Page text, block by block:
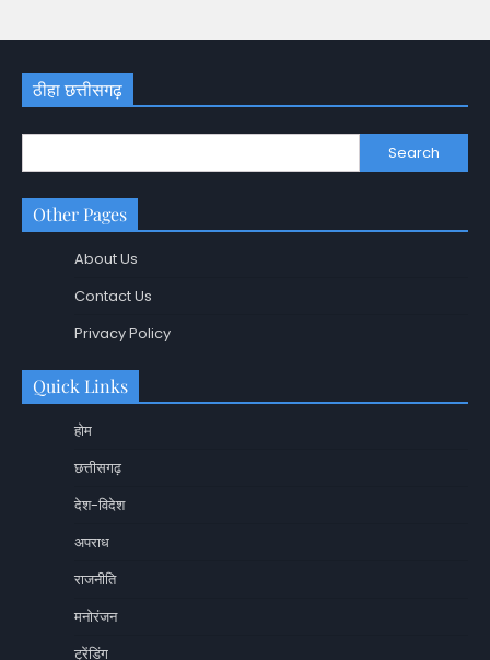
ठीहा छत्तीसगढ़
Search
Other Pages
About Us
Contact Us
Privacy Policy
Quick Links
होम
छत्तीसगढ़
देश-विदेश
अपराध
राजनीति
मनोरंजन
ट्रेंडिंग